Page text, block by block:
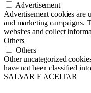
Advertisement
Advertisement cookies are
and marketing campaigns.
websites and collect
Others
Others
Other uncategorized
have not been classified
SALVAR E ACEITAR